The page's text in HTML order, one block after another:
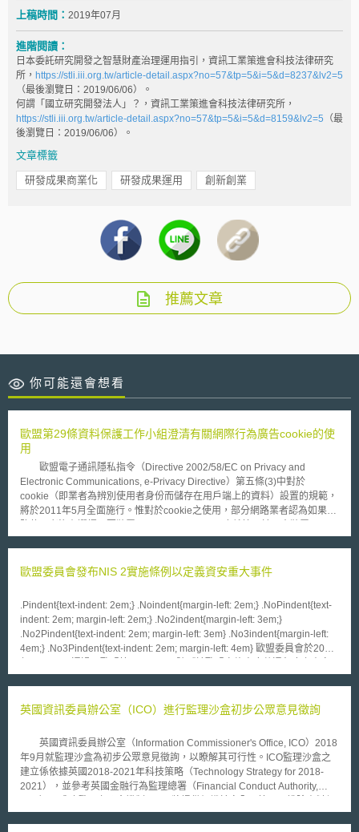
上稿時間： 2019年07月
進階閱讀：
日本委託研究開發之智慧財產治理運用指引，資訊工業策進會科技法律研究
所， https://stli.iii.org.tw/article-detail.aspx?no=57&tp=5&i=5&d=8237&lv2=5
（最後瀏覽日：2019/06/06）。
何謂「國立研究開發法人」？，資訊工業策進會科技法律研究所，
https://stli.iii.org.tw/article-detail.aspx?no=57&tp=5&i=5&d=8159&lv2=5 （最
後瀏覽日：2019/06/06）。
文章標籤
研發成果商業化 研發成果運用 創新創業
推薦文章
你可能還會想看
歐盟第29條資料保護工作小組澄清有關網際行為廣告cookie的使
用
歐盟電子通訊隱私指令（Directive 2002/58/EC on Privacy and
Electronic Communications, e-Privacy Directive）第五條(3)中對於
cookie（即業者為辨別使用者身份而儲存在用戶端上的資料）設置的規範，
將於2011年5月全面施行。惟對於cookie之使用，部分網路業者認為如果網
需另外取得使用者的同意。針對此點，歐盟第29條資料保護工作小組
行為廣告作出一份意見（Opinion 2/2010 on online behavioural
與使用者上網行為相對應的廣告之用。除非是屬於網路使用者明白要求使用
cookie，或是使用網路服務所『必要』的cookie（例如，沒有cookie就無法
顯示或進行至下一個頁面），則不必先行取得使用者的同意外；其他凡經由
cookie所儲存的資料，均應被視為『個人資料』，使用上必需先行取得網路
見受到許多歐盟及國際之網際出版、廣告及商務業者的反彈，業者表示所蒐
業的收益，建議採行自律規範或使用行為守則來取代上述規定。 由於
這項規範尚未於歐盟中被執行，歐盟第29條資料保護工作小組對於技術上如
何遵循該規範也並沒有提出具體的建議。
歐盟委員會發布NIS 2實施條例以定義資安重大事件
.Pindent{text-indent: 2em;} .Noindent{margin-left: 2em;} .NoPindent{text-
indent: 2em; margin-left: 2em;} .No2indent{margin-left: 3em;}
.No2Pindent{text-indent: 2em; margin-left: 3em} .No3indent{margin-left:
4em;} .No3Pindent{text-indent: 2em; margin-left: 4em} 歐盟委員會於2024
措施指令》（Directive (EU) 2022/2555 on measures for a high common
（下稱「實施條例」）。NIS 2要求企業發生重大事件（Significant
額5%以上的直接財務損失。 2. 造成商業機密洩漏。 3. 已造成或能造成自然
人死亡。 4. 對自然人健康已造成或能造成大量傷害。 5. 疑似惡意且未經授
權的存取網路和資訊系統造成嚴重運作中斷。 6. 反覆發生的事件。 7. 符合
第5條至第14條特定資訊服務的事件。 實施條例主要在於補充上述條件的第
英國資訊委員辦公室（ICO）進行監理沙盒初步公眾意見徵詢
英國資訊委員辦公室（Information Commissioner's Office, ICO）2018
年9月就監理沙盒為初步公眾意見徵詢，以瞭解其可行性。ICO監理沙盒之
建立係依據英國2018-2021年科技策略（Technology Strategy for 2018-
2021），並參考英國金融行為監理總署（Financial Conduct Authority,
護法規適用的環境下，以創新方式應用個資於開發創新產品與服務，並提供